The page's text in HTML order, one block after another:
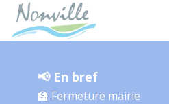
📢 En bref
🏫 Fermeture mairie